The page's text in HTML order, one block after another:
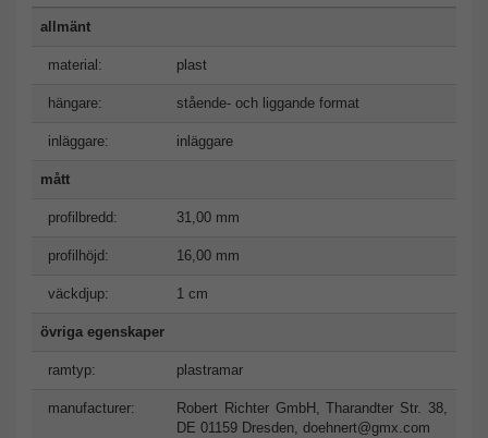
allmänt
material: plast
hängare: stående- och liggande format
inläggare: inläggare
mått
profilbredd: 31,00 mm
profilhöjd: 16,00 mm
väckdjup: 1 cm
övriga egenskaper
ramtyp: plastramar
manufacturer:
Robert Richter GmbH, Tharandter Str. 38,
DE 01159 Dresden, doehnert@gmx.com